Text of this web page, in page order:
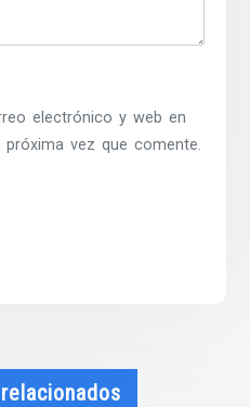
electrónico y web en
vez que comente.